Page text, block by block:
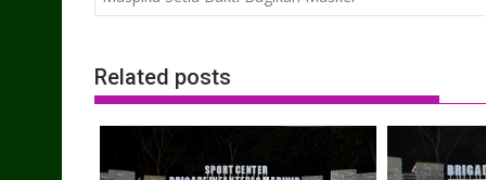
Related posts